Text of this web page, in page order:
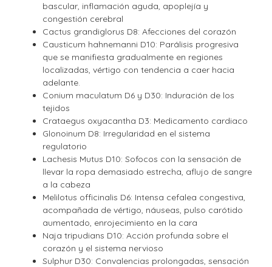
bascular, inflamación aguda, apoplejía y
congestión cerebral
Cactus grandiglorus D8: Afecciones del corazón
Causticum hahnemanni D10: Parálisis progresiva
que se manifiesta gradualmente en regiones
localizadas, vértigo con tendencia a caer hacia
adelante.
Conium maculatum D6 y D30: Induración de los
tejidos
Crataegus oxyacantha D3: Medicamento cardiaco
Glonoinum D8: Irregularidad en el sistema
regulatorio
Lachesis Mutus D10: Sofocos con la sensación de
llevar la ropa demasiado estrecha, aflujo de sangre
a la cabeza
Melilotus officinalis D6: Intensa cefalea congestiva,
acompañada de vértigo, náuseas, pulso carótido
aumentado, enrojecimiento en la cara
Naja tripudians D10: Acción profunda sobre el
corazón y el sistema nervioso
Sulphur D30: Convalencias prolongadas, sensación